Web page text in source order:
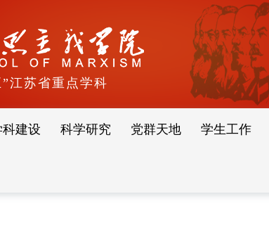
江苏省重点学科
科建设 科学研究 党群天地 学生工作